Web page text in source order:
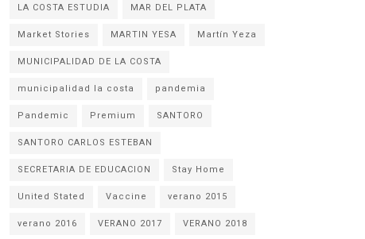
LA COSTA ESTUDIA
MAR DEL PLATA
Market Stories
MARTIN YESA
Martín Yeza
MUNICIPALIDAD DE LA COSTA
municipalidad la costa
pandemia
Pandemic
Premium
SANTORO
SANTORO CARLOS ESTEBAN
SECRETARIA DE EDUCACION
Stay Home
United Stated
Vaccine
verano 2015
verano 2016
VERANO 2017
VERANO 2018